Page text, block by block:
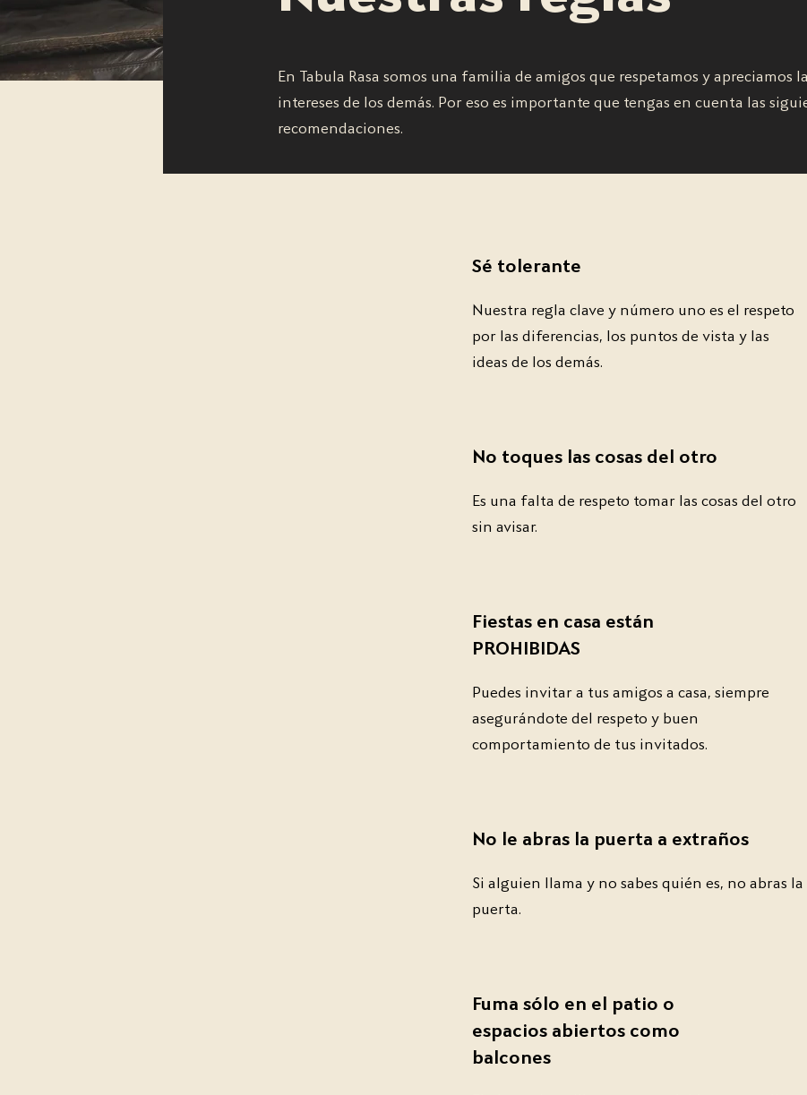
En Tabula Rasa somos una familia de amigos que respetamos y apreciamos
intereses de los demás. Por eso es importante que tengas en cuenta las
recomendaciones.
Sé tolerante
Nuestra regla clave y número uno es el respeto
por las diferencias, los puntos de vista y las
ideas de los demás.
No toques las cosas del otro
Es una falta de respeto tomar las cosas del otro
sin avisar.
Fiestas en casa están
PROHIBIDAS
Puedes invitar a tus amigos a casa, siempre
asegurándote del respeto y buen
comportamiento de tus invitados.
No le abras la puerta a extraños
Si alguien llama y no sabes quién es, no abras la
puerta.
Fuma sólo en el patio o
espacios abiertos como
balcones